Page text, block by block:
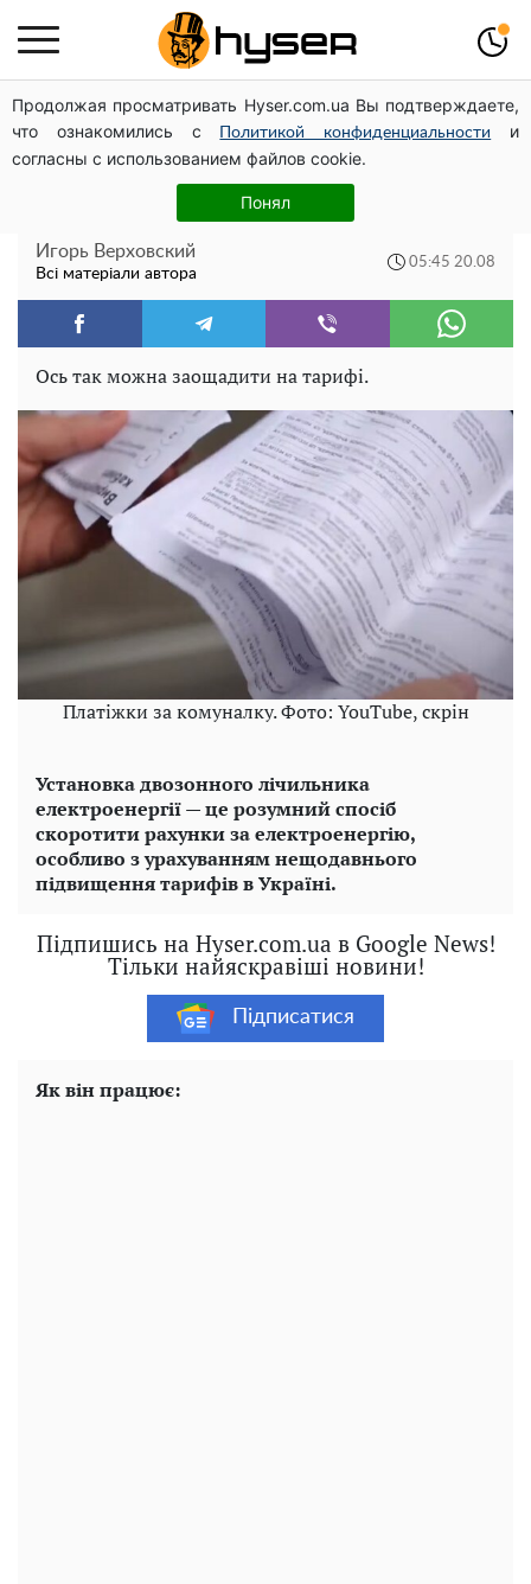
Продолжая просматривать Hyser.com.ua Вы подтверждаете,
что ознакомились с
Политикой конфиденциальности
и
согласны с использованием файлов cookie.
Понял
Стане набагато легше: у «Дії» з‘явилася корисна
функція. Впораються всі пенсіонери
Тариф буде вдвічі дешевшим: як
українцям не розоритися на комуналці
Игорь Верховский
Всі матеріали автора
05:45 20.08
Ось так можна заощадити на тарифі.
Платіжки за комуналку. Фото: YouTube, скрін
Установка двозонного лічильника
електроенергії — це розумний спосіб
скоротити рахунки за електроенергію,
особливо з урахуванням нещодавнього
підвищення тарифів в Україні.
Підпишись на Hyser.com.ua в Google News!
Тільки найяскравіші новини!
Підписатися
Як він працює: